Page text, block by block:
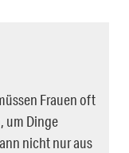
Frauen oft
um Dinge
nicht nur aus